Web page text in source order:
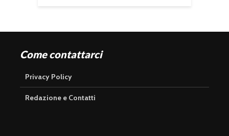
Come contattarci
Privacy Policy
Redazione e Contatti